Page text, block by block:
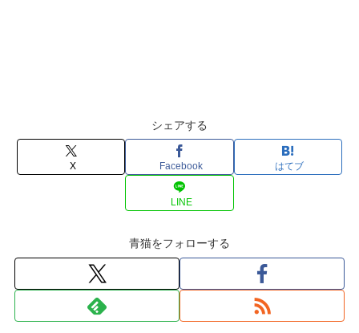
シェアする
X Facebook はてブ
LINE
青猫をフォローする